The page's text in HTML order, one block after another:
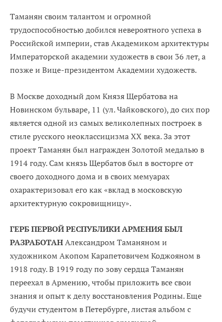
Таманян своим талантом и огромной
трудоспособностью добился невероятного успеха в
Российской империи, став Академиком архитектуры
Императорской академии художеств в свои 36 лет, a
позже и Вице-президентом Академии художеств.
B Москве доходный дом Князя Щербатова на
Новинском бульваре, 11 (ул. Чайковского), до сих пор
является одной из самых великолепных построек в
стиле русского неоклассицизма ХХ века. За этот
проект Таманян был награжден Золотой медалью в
1914 году. Сам князь Щербатов был в восторге от
своего доходного дома и в своих мемуарах
охарактеризовал его как «вклад в московскую
архитектурную сокровищницу».
ГЕРБ ПЕРВОЙ РЕСПУБЛИКИ АРМЕНИЯ БЫЛ
РАЗРАБОТАНАлександром Таманяном и
художником Акопом Карапетовичем Коджояном в
1918 году. В 1919 году по зову сердца Таманян
переехал в Армению, чтобы приложить все свои
знания и опыт к делу восстановления Родины. Еще
будучи студентом в Петербургe, листая альбом с